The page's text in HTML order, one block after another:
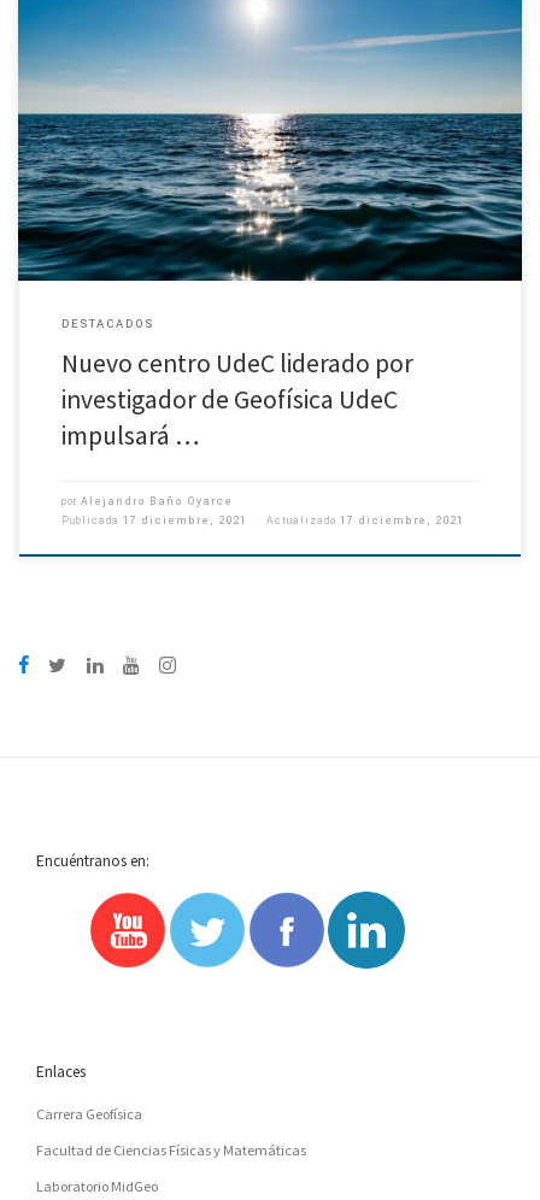
Facultad de Ciencias Físicas y Matemáticas encabeza propuesta
tecnológica que permitirá a científicos de Chile y de otros países de la […]
DESTACADOS
Nuevo centro UdeC liderado por
investigador de Geofísica UdeC
impulsará …
por Alejandro Baño Oyarce
Publicada 17 diciembre, 2021 Actualizado 17 diciembre, 2021
Encuéntranos en:
Enlaces
Carrera Geofísica
Facultad de Ciencias Físicas y Matemáticas
Laboratorio MidGeo